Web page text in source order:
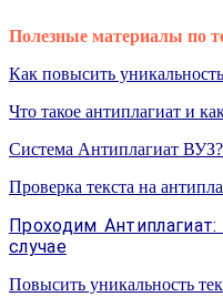
Полезные материалы по
Как повысить
Что такое антиплагиат и
Система Антиплагиат ВУЗ?
Проверка текста на
Проходим
случае
Повысить уникальность